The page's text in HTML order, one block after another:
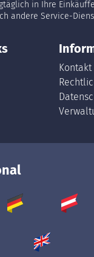
in Ihre
andere Service-
Kontakt